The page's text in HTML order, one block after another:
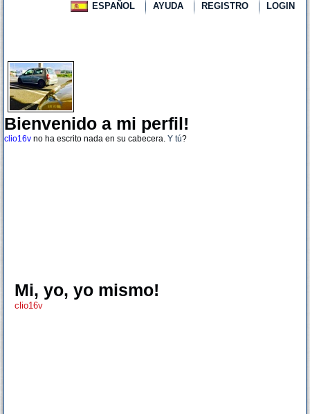
ESPAÑOL AYUDA REGISTRO LOGIN
Bienvenido a mi perfil!
clio16v no ha escrito nada en su cabecera. Y tú?
Mi, yo, yo mismo!
clio16v